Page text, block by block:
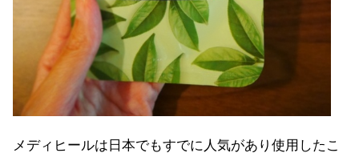
メディヒールは日本でもすでに人気があり使用したこ